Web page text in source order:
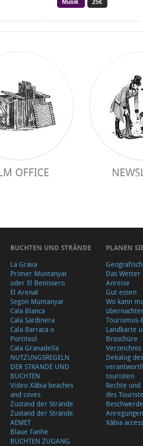
Musik 25€
OFFICE
BUCHTEN UND STRÄNDE
La Grava
Primer Muntanyar
oder El Benissero
El Arenal
Segon Muntanyar
Cala Blanca
Cala Sardinera
Cala Barraca o
Portitxol
Cala Granadella
NUTZUNGSREGELN
DER STRÄNDE UND
BUCHTEN
Video Xàbia beaches
and coves
Zustand der Strände
Zustand der Strände.
AEMET
Blaue Fanhe
BUCHTEN ZUGANG
PLANEN
Das Wetter
Anreise
Gut essen
Wo kann
Tourismus-
Landkarte
Broschüre
Verzeichnis
Dekalog des
touristen
Rechte
des
Anregungen
Xàbia